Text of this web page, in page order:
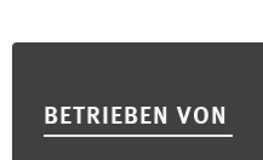
BETRIEBEN VON